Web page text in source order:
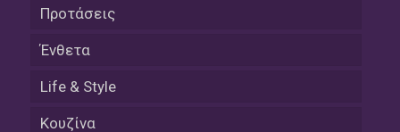
Προτάσεις
Ένθετα
Life & Style
Κουζίνα